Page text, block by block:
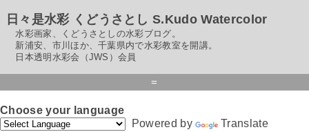
日々是水彩 くどうさとし S.Kudo Watercolor
水彩画家、くどうさとしの水彩ブログ。
新浦安、市川ほか、千葉県内で水彩教室を開講。
日本透明水彩会（JWS）会員
=
Choose your language
Powered by
Translate